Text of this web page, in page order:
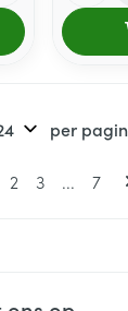
Pagina's
momenteel
Pagina
2 Pagina
3 ... 7
per